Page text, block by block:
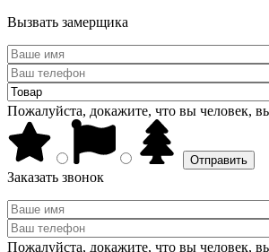
Вызвать замерщика
Пожалуйста, докажите, что вы человек,
Заказать звонок
Пожалуйста, докажите, что вы человек,